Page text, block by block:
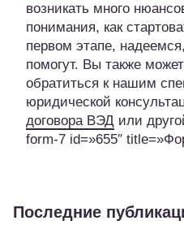
возникать много
понимания, как
первом этапе,
помогут. Вы также
обратиться к нашим
юридической
договора ВЭД или
form-7 id=»655″
Последние